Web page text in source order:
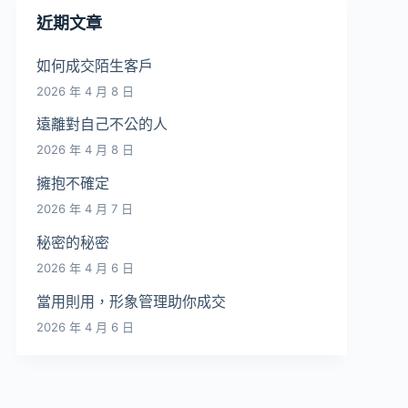
近期文章
如何成交陌生客戶
2026 年 4 月 8 日
遠離對自己不公的人
2026 年 4 月 8 日
擁抱不確定
2026 年 4 月 7 日
秘密的秘密
2026 年 4 月 6 日
當用則用，形象管理助你成交
2026 年 4 月 6 日